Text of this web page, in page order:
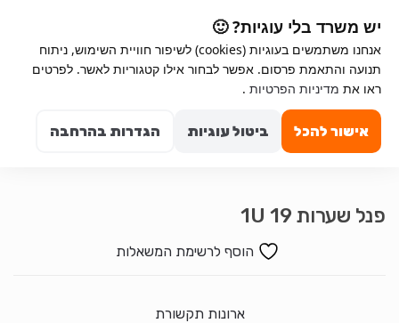
יש משרד בלי עוגיות? 🙂
אנחנו משתמשים בעוגיות (cookies) לשיפור חוויית השימוש, ניתוח
תנועה והתאמת פרסום. אפשר לבחור אילו קטגוריות לאשר. לפרטים
ראו את מדיניות הפרטיות .
אישור להכל ביטול עוגיות הגדרות בהרחבה
navigation
content
Search for:
פנל שערות 19 1U
הוסף לרשימת המשאלות
ארונות תקשורת